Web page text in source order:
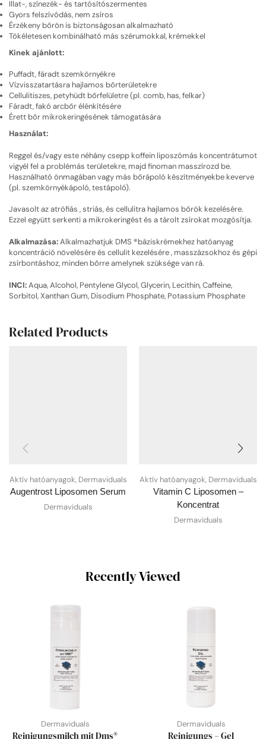
Illat-, színezék- és tartósítószermentes
Gyors felszívódás, nem zsíros
Érzékeny bőrön is biztonságosan alkalmazható
Tökéletesen kombinálható más szérumokkal, krémekkel
Kinek ajánlott:
Puffadt, fáradt szemkörnyékre
Vízvisszatartásra hajlamos bőrterületekre
Cellulitiszes, petyhüdt bőrfelületre (pl. comb, has, felkar)
Fáradt, fakó arcbőr élénkítésére
Érett bőr mikrokeringésének támogatására
Használat:
Reggel és/vagy este néhány csepp koffein liposzómás koncentrátumot
vigyél fel a problémás területekre, majd finoman masszírozd be.
Használható önmagában vagy más bőrápoló készítményekbe keverve
(pl. szemkörnyékápoló, testápoló).
Javasolt az atrófiás , striás, és cellulitra hajlamos bőrök kezelésére.
Ezzel együtt serkenti a mikrokeringést és a tárolt zsírokat mozgósítja.
Alkalmazása:Alkalmazhatjuk DMS ®báziskrémekhez hatóanyag
koncentráció növelésére és cellulit kezelésére , masszázsokhoz és gépi
zsírbontáshoz, minden bőrre amelynek szüksége van rá.
INCI:Aqua, Alcohol, Pentylene Glycol, Glycerin, Lecithin, Caffeine,
Sorbitol, Xanthan Gum, Disodium Phosphate, Potassium Phosphate
Related Products
Aktív hatóanyagok, Dermaviduals
Augentrost Liposomen Serum
Dermaviduals
Aktív hatóanyagok, Dermaviduals
Vitamin C Liposomen –
Koncentrat
Dermaviduals
Recently Viewed
Dermaviduals
Reinigungsmilch mit Dms®
Dermaviduals
Reinigungs – Gel